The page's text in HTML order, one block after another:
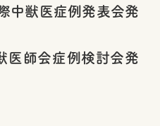
獣医症例発表会発
会症例検討会発